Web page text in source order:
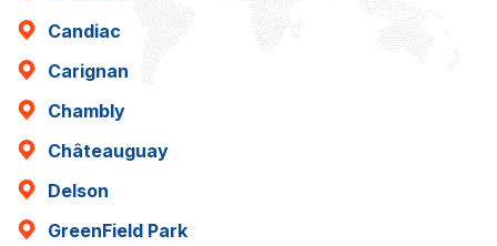
Candiac
Carignan
Chambly
Châteauguay
Delson
GreenField Park